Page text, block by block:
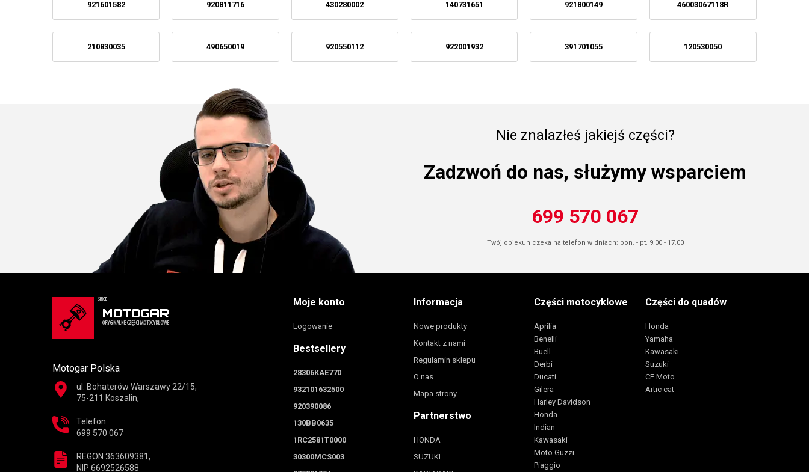
921601582 920811716 430280002 140731651 921800149 46003067118R
210830035 490650019 920550112 922001932 391701055 120530050
Nie znalazłeś jakiejś części?
Zadzwoń do nas, służymy wsparciem
699 570 067
Twój opiekun czeka na telefon w dniach: pon. - pt. 9.00 - 17.00
Motogar Polska
ul. Bohaterów Warszawy 22/15,
75-211 Koszalin,
Telefon:
699 570 067
REGON 363609381,
NIP 6692526588
Moje konto
Logowanie
Bestsellery
28306KAE770
932101632500
920390086
130BB0635
1RC2581T0000
30300MCS003
Informacja
Nowe produkty
Kontakt z nami
Regulamin sklepu
O nas
Mapa strony
Partnerstwo
HONDA
SUZUKI
Części motocyklowe
Aprilia
Benelli
Buell
Derbi
Ducati
Gilera
Harley Davidson
Honda
Indian
Kawasaki
Moto Guzzi
Piaggio
Części do quadów
Honda
Yamaha
Kawasaki
Suzuki
CF Moto
Artic cat